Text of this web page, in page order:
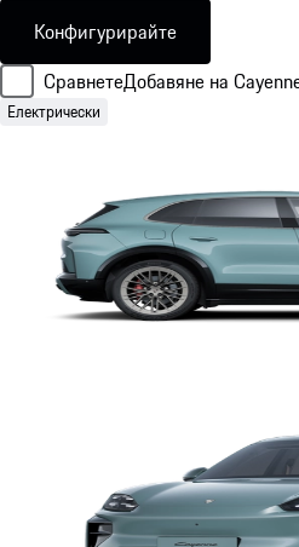
Конфигурирайте
СравнетеДобавяне на
Електрически